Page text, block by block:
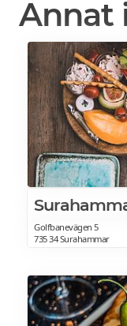
Annat
Golfbanevägen 5
735 34 Surahammar